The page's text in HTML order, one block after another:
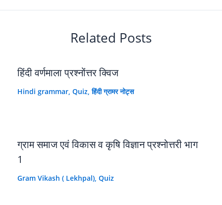
Related Posts
हिंदी वर्णमाला प्रश्नोंत्तर क्विज
Hindi grammar, Quiz,हिंदी ग्रामर नोट्स
ग्राम समाज एवं विकास व कृषि विज्ञान प्रश्नोत्तरी भाग
1
Gram Vikash ( Lekhpal), Quiz